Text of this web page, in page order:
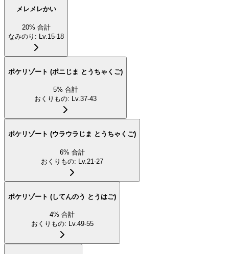
メレメレかい
20% 合計
なみのり : Lv.15-18
ポケリゾート (ポニじま とうちゃくご)
5% 合計
おくりもの: Lv.37-43
ポケリゾート (ウラウラじま とうちゃくご)
6% 合計
おくりもの: Lv.21-27
ポケリゾート (してんのう とうはご)
4% 合計
おくりもの: Lv.49-55